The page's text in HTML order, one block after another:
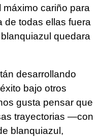
cariño para
de todas ellas fuera
quedara
desarrollando
bajo otros
gusta pensar que
trayectorias —con
blanquiazul,